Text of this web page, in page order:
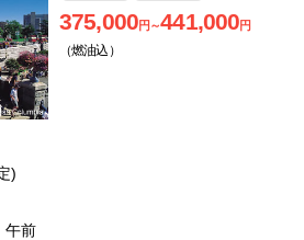
375,000円～441,000円
（燃油込）
)
午前